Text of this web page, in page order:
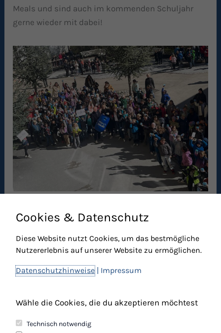
Meals und sind auch im kommenden Schuljahr
gerne wieder mit dabei!
Mehr über Mary’s Meals erfahren Sie unter:
www.marysmeals.de
ZURÜCK
Cookies & Datenschutz
Diese Website nutzt Cookies, um das bestmögliche
Nutzererlebnis auf unserer Website zu ermöglichen.
Datenschutzhinweise | Impressum
Wähle die Cookies, die du akzeptieren möchtest
Technisch notwendig